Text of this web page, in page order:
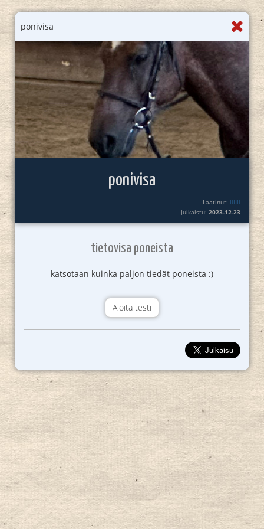
ponivisa
ponivisa
Laatinut: 🏳️‍🌈✨
Julkaistu:2023-12-23
tietovisa poneista
katsotaan kuinka paljon tiedät poneista :)
Aloita testi